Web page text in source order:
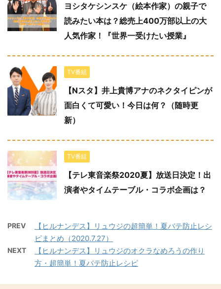
ヨシタケシンスケ（絵本作家）の親子で
読みたい本は？総売上400万部以上の大
人気作家！『世界一受けたい授業』
TV番組
【Nスタ】井上貴博アナのネクタイピンが
面白くて可愛い！今日は何？（随時更
新）
TV番組
【テレ東音楽祭2020夏】放送日決定！出
演者やタイムテーブル・コラボ企画は？
PREV
【ヒルナンデス】リュウジの超簡単！夏バテ防止レシ
ピまとめ（2020.7.27）
NEXT
【ヒルナンデス】リュウジのオクラなめろうの作り
方・超簡単！夏バテ防止レシピ